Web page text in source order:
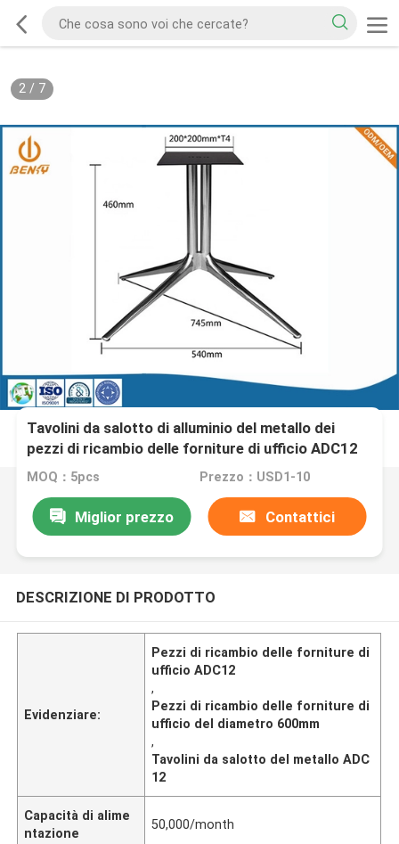
2/ 7
Tavolini da salotto di alluminio del metallo dei
pezzi di ricambio delle forniture di ufficio ADC12
dell'OEM
MOQ：5pcs Prezzo：USD1-10
Miglior prezzo Contattici
DESCRIZIONE DI PRODOTTO
Evidenziare:
Pezzi di ricambio delle forniture di
ufficio ADC12
,
Pezzi di ricambio delle forniture di
ufficio del diametro 600mm
,
Tavolini da salotto del metallo ADC
12
Capacità di alime
ntazione
50,000/month